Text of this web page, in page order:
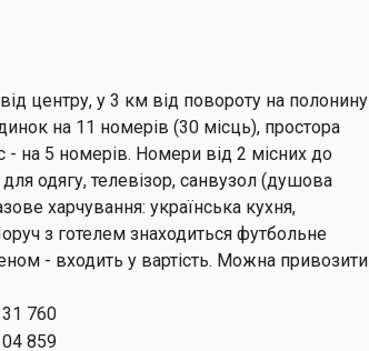
центру, у 3 км від повороту на полонину
на 11 номерів (30 місць), простора
- на 5 номерів. Номери від 2 місних до
одягу, телевізор, санвузол (душова
харчування: українська кухня,
з готелем знаходиться футбольне
- входить у вартість. Можна привозити